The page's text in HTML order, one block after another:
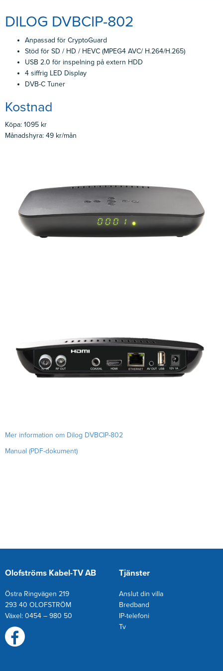
DILOG DVBCIP-802
Anpassad för CryptoGuard
Stöd för SD / HD / HEVC (MPEG4 AVC/ H.264/H.265)
USB 2.0 för inspelning på extern HDD
4 siffrig LED Display
DVB-C Tuner
Kostnad
Köpa: 1095 kr
Månadshyra: 49 kr/mån
Mer information om Dilog DVBCIP-802
Manual (PDF-dokument)
Olofströms Kabel-TV AB
Östra Ringvägen 219
293 40 OLOFSTRÖM
Växel: 0454 – 980 50
Tjänster
Anslut din villa
Bredband
IP-telefoni
Tv